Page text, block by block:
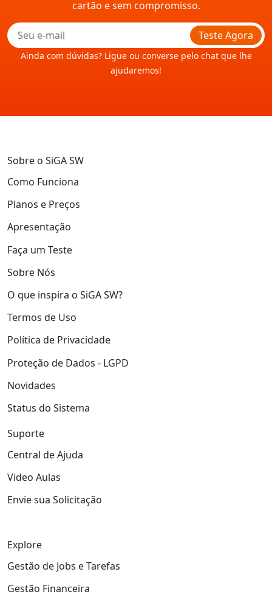
cartão e sem compromisso.
Teste Agora
Ainda com dúvidas? Ligue ou converse pelo chat que lhe
ajudaremos!
Sobre o SiGA SW
Como Funciona
Planos e Preços
Apresentação
Faça um Teste
Sobre Nós
O que inspira o SiGA SW?
Termos de Uso
Política de Privacidade
Proteção de Dados - LGPD
Novidades
Status do Sistema
Suporte
Central de Ajuda
Video Aulas
Envie sua Solicitação
Explore
Gestão de Jobs e Tarefas
Gestão Financeira